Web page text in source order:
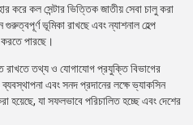
করে কল সেন্টার ভিত্তিক জাতীয় সেবা চালু করা
ভূমিকা রাখছে এবং ন্যাশনাল হেল্প
পারছে।
রাখতে তথ্য ও যোগাযোগ প্রযুক্তি বিভাগের
এবং সনদ প্রদানের লক্ষে ভ্যাকসিন
হয়েছে, যা সফলভাবে পরিচালিত হচ্ছে এবং দেশের